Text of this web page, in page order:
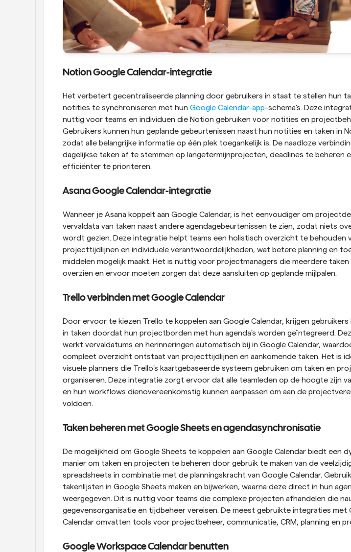
Notion Google Calendar-integratie
Het verbetert gecentraliseerde planning door gebruikers in staat te stellen hun
notities te synchroniseren met hun Google Calendar-app-schema's. Deze
nuttig voor teams en individuen die Notion gebruiken voor notities en
Gebruikers kunnen hun geplande gebeurtenissen naast hun notities en taken in
zodat alle belangrijke informatie op één plek toegankelijk is. De naadloze
dagelijkse taken af te stemmen op langetermijnprojecten, deadlines te beheren
efficiënter te prioriteren.
Asana Google Calendar-integratie
Wanneer je Asana koppelt aan Google Calendar, is het eenvoudiger om
vervaldata van taken naast andere agendagebeurtenissen te zien, zodat niets
wordt gezien. Deze integratie helpt teams een holistisch overzicht te behouden
projecttijdlijnen en individuele verantwoordelijkheden, wat betere planning en
middelen mogelijk maakt. Het is nuttig voor projectmanagers die meerdere
overzien en ervoor moeten zorgen dat deze aansluiten op geplande mijlpalen.
Trello verbinden met Google Calendar
Door ervoor te kiezen Trello te koppelen aan Google Calendar, krijgen
in taken doordat hun projectborden met hun agenda's worden geïntegreerd.
werkt vervaldatums en herinneringen automatisch bij in Google Calendar,
compleet overzicht ontstaat van projecttijdlijnen en aankomende taken. Het is
visuele planners die Trello's kaartgebaseerde systeem gebruiken om taken en
organiseren. Deze integratie zorgt ervoor dat alle teamleden op de hoogte zijn
en hun workflows dienovereenkomstig kunnen aanpassen om aan de
voldoen.
Taken beheren met Google Sheets en agendasynchronisatie
De mogelijkheid om Google Sheets te koppelen aan Google Calendar biedt een
manier om taken en projecten te beheren door gebruik te maken van de
spreadsheets in combinatie met de planningskracht van Google Calendar.
takenlijsten in Google Sheets maken en bijwerken, waarna deze direct in hun
weergegeven. Dit is nuttig voor teams die complexe projecten afhandelen die
gegevensorganisatie en tijdbeheer vereisen. De meest gebruikte integraties met
Calendar omvatten tools voor projectbeheer, communicatie, CRM, planning en
Google Workspace Calendar benutten